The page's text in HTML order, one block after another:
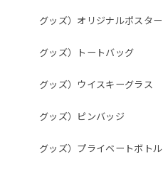
グッズ）オリジナルポスター
グッズ）トートバッグ
グッズ）ウイスキーグラス
グッズ）ピンバッジ
グッズ）プライベートボトル